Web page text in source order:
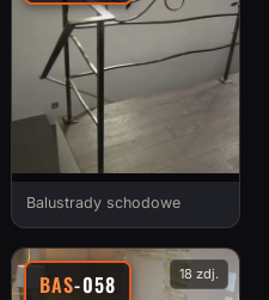
Balustrady schodowe
BAS-058 18 zdj.